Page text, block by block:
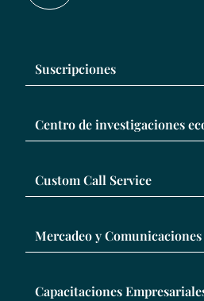
Suscripciones
Centro de investigaciones
Custom Call Service
Mercadeo y Comunicaciones
Capacitaciones